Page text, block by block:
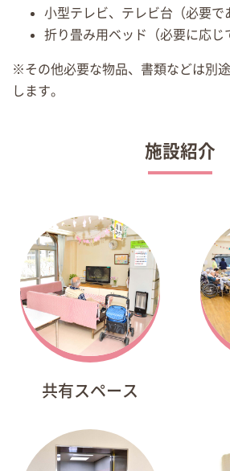
小型テレビ、テレビ台（必要で
折り畳み用ベッド（必要に応じ
※その他必要な物品、書類などは別
します。
施設紹介
共有スペース